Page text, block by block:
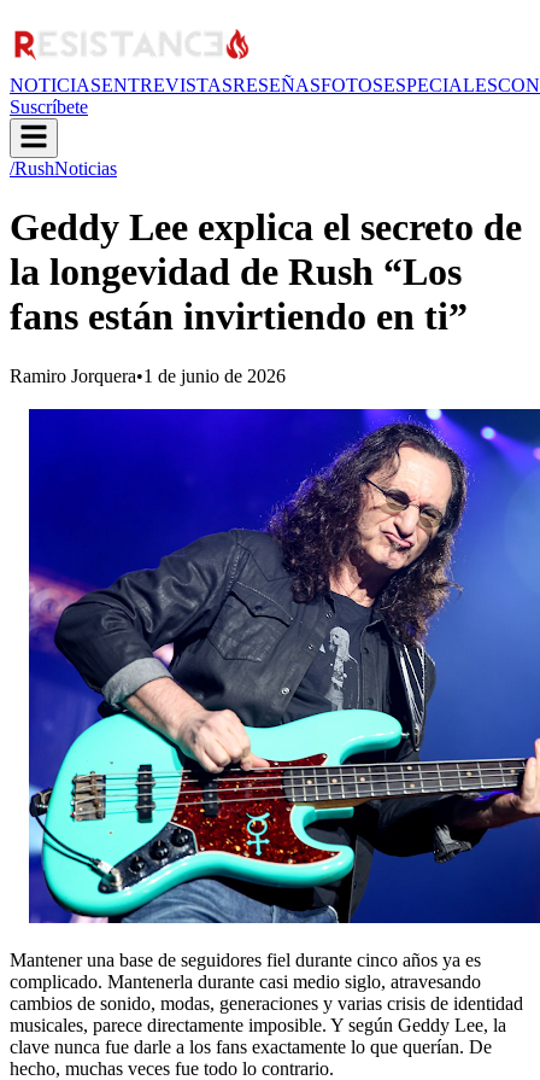
NOTICIASENTREVISTASRESEÑASFOTOSESPECIALES
Suscríbete
/RushNoticias
Geddy Lee explica el secreto de
la longevidad de Rush “Los
fans están invirtiendo en ti”
Ramiro Jorquera•1 de junio de 2026
Mantener una base de seguidores fiel durante cinco años ya es
complicado. Mantenerla durante casi medio siglo, atravesando
cambios de sonido, modas, generaciones y varias crisis de identidad
musicales, parece directamente imposible. Y según Geddy Lee, la
clave nunca fue darle a los fans exactamente lo que querían. De
hecho, muchas veces fue todo lo contrario.